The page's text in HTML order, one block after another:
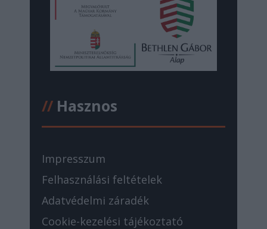
//Hasznos
Impresszum
Felhasználási feltételek
Adatvédelmi záradék
Cookie-kezelési tájékoztató